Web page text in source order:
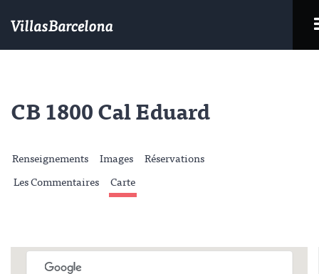
CB 1800 Cal Eduard
Renseignements Images
Réservations
Les Commentaires
Carte